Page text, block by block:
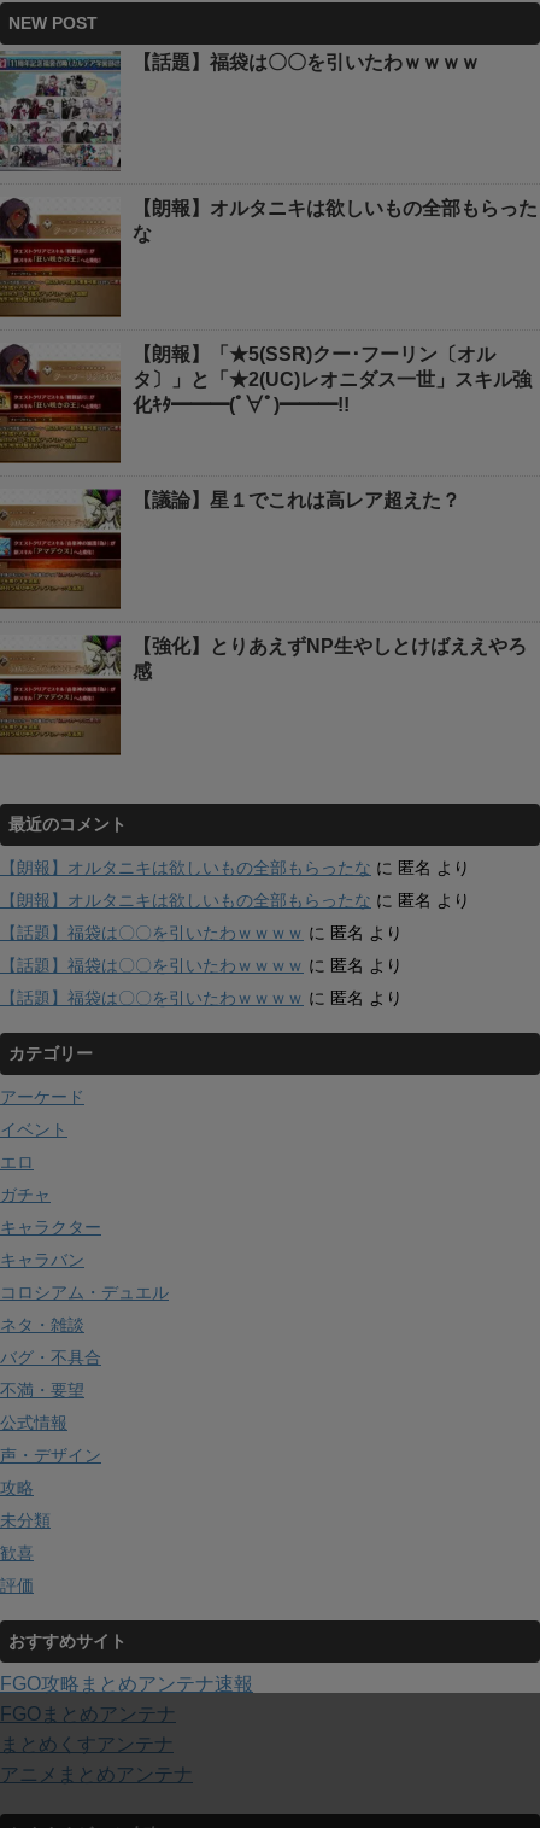
NEW POST
【話題】福袋は〇〇を引いたわｗｗｗｗ
【朗報】オルタニキは欲しいもの全部もらった
な
【朗報】「★5(SSR)クー･フーリン〔オル
タ〕」と「★2(UC)レオニダス一世」スキル強
化ｷﾀ━━━(ﾟ∀ﾟ)━━━!!
【議論】星１でこれは高レア超えた？
【強化】とりあえずNP生やしとけばええやろ
感
最近のコメント
【朗報】オルタニキは欲しいもの全部もらったな に 匿名 より
【朗報】オルタニキは欲しいもの全部もらったな に 匿名 より
【話題】福袋は〇〇を引いたわｗｗｗｗ に 匿名 より
【話題】福袋は〇〇を引いたわｗｗｗｗ に 匿名 より
【話題】福袋は〇〇を引いたわｗｗｗｗ に 匿名 より
カテゴリー
アーケード
イベント
エロ
ガチャ
キャラクター
キャラバン
コロシアム・デュエル
ネタ・雑談
バグ・不具合
不満・要望
公式情報
声・デザイン
攻略
未分類
歓喜
評価
おすすめサイト
FGO攻略まとめアンテナ速報
FGOまとめアンテナ
まとめくすアンテナ
アニメまとめアンテナ